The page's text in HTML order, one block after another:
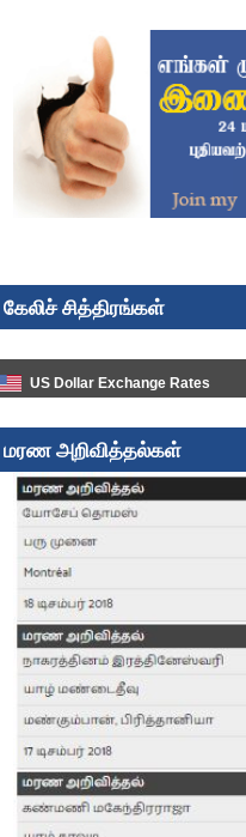
கேலிச் சித்திரங்கள்
US Dollar Exchange Rates
மரண அறிவித்தல்கள்